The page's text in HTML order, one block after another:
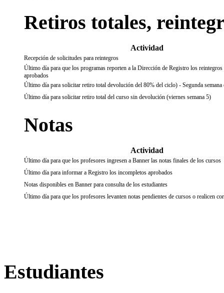
Retiros totales,
Actividad
Recepción de solicitudes para reintegros
Último día para que los programas reporten a la Dirección de Registro los reintegros
aprobados
Último día para solicitar retiro total devolución del 80% del ciclo) - Segunda semana
Último día para solicitar retiro total del curso sin devolución (viernes semana 5)
Notas
Actividad
Último día para que los profesores ingresen a Banner las notas finales de los cursos
Último día para informar a Registro los incompletos aprobados
Notas disponibles en Banner para consulta de los estudiantes
Último día para que los profesores levanten notas pendientes de cursos o realicen
Estudiantes